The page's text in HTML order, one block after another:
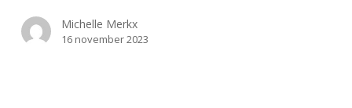
Michelle Merkx
16 november 2023